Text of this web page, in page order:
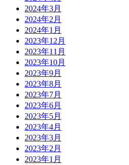
2024年3月
2024年2月
2024年1月
2023年12月
2023年11月
2023年10月
2023年9月
2023年8月
2023年7月
2023年6月
2023年5月
2023年4月
2023年3月
2023年2月
2023年1月